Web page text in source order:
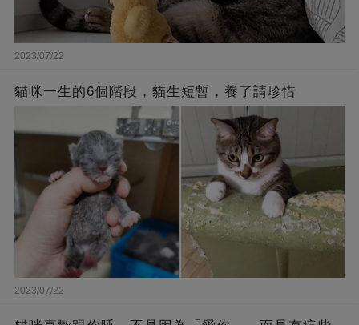
2023/07/22
貓咪一生的6個階段，貓生短暫，養了請珍惜
2023/07/22